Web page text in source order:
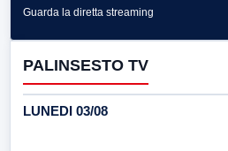
Guarda la diretta streaming
PALINSESTO TV
LUNEDI 03/08